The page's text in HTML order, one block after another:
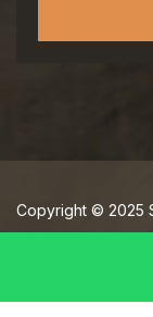
Copyright © 2025